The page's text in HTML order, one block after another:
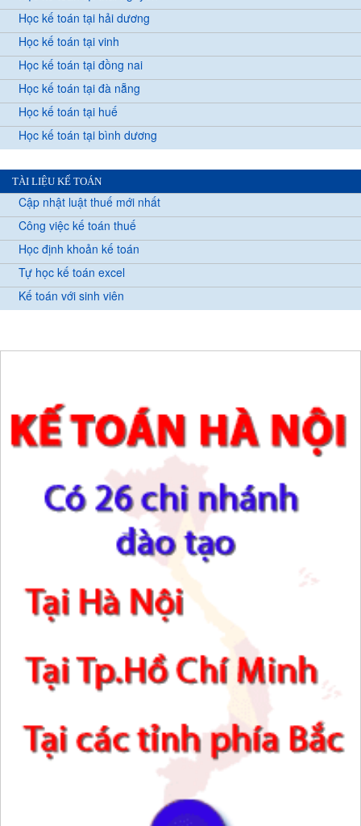
Học kế toán tại hải dương
Học kế toán tại vinh
Học kế toán tại đồng nai
Học kế toán tại đà nẵng
Học kế toán tại huế
Học kế toán tại bình dương
TÀI LIỆU KẾ TOÁN
Cập nhật luật thuế mới nhất
Công việc kế toán thuế
Học định khoản kế toán
Tự học kế toán excel
Kế toán với sinh viên